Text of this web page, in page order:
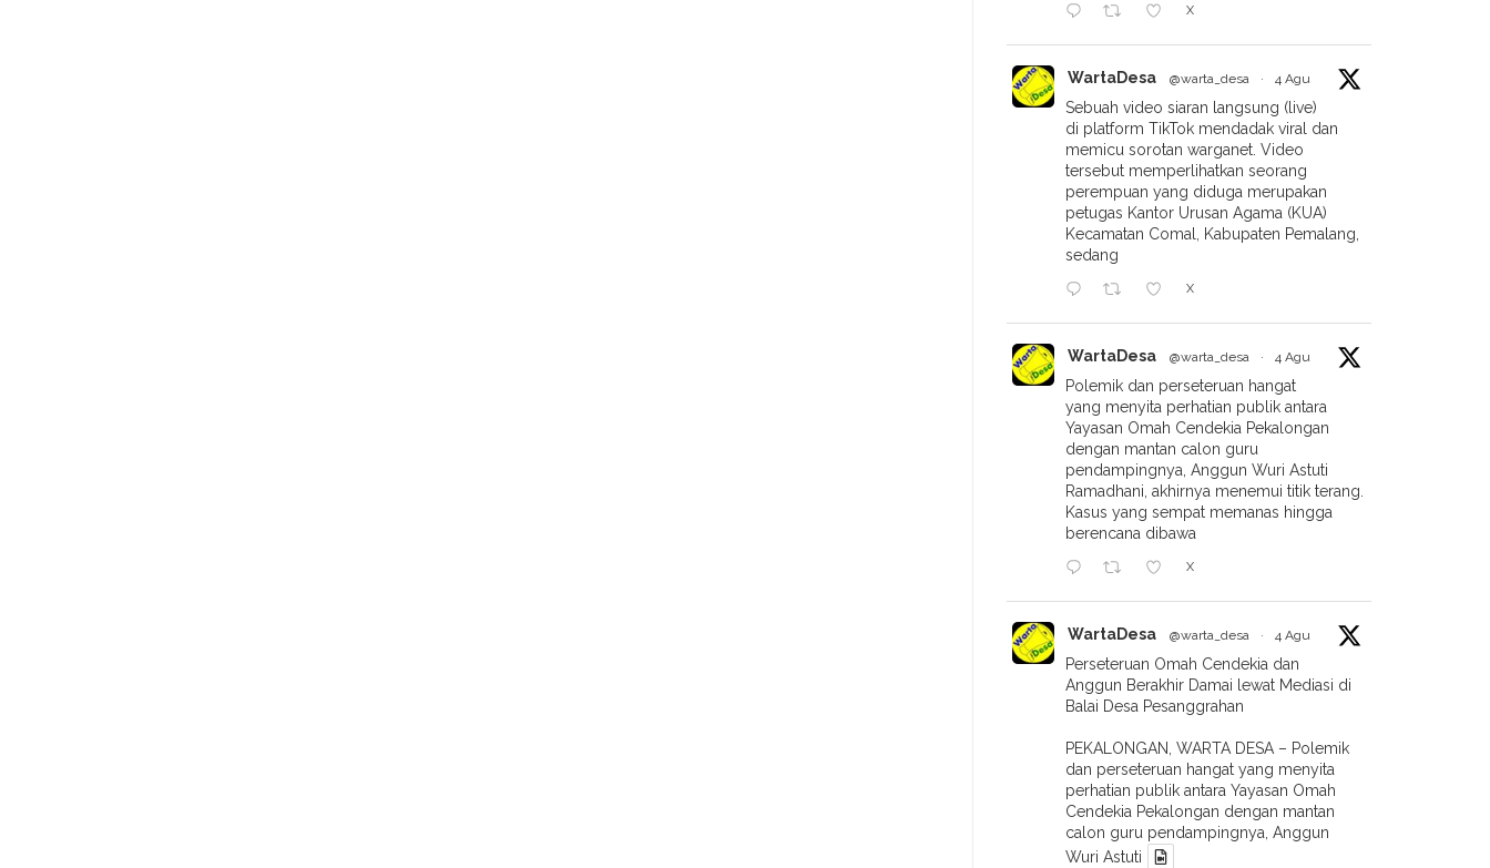
X
WartaDesa @warta_desa · 4 Agu
Sebuah video siaran langsung (live)
di platform TikTok mendadak viral dan
memicu sorotan warganet. Video
tersebut memperlihatkan seorang
perempuan yang diduga merupakan
petugas Kantor Urusan Agama (KUA)
Kecamatan Comal, Kabupaten Pemalang,
sedang
X
WartaDesa @warta_desa · 4 Agu
Polemik dan perseteruan hangat
yang menyita perhatian publik antara
Yayasan Omah Cendekia Pekalongan
dengan mantan calon guru
pendampingnya, Anggun Wuri Astuti
Ramadhani, akhirnya menemui titik terang.
Kasus yang sempat memanas hingga
berencana dibawa
X
WartaDesa @warta_desa · 4 Agu
Perseteruan Omah Cendekia dan
Anggun Berakhir Damai lewat Mediasi di
Balai Desa Pesanggrahan
PEKALONGAN, WARTA DESA – Polemik
dan perseteruan hangat yang menyita
perhatian publik antara Yayasan Omah
Cendekia Pekalongan dengan mantan
calon guru pendampingnya, Anggun
Wuri Astuti